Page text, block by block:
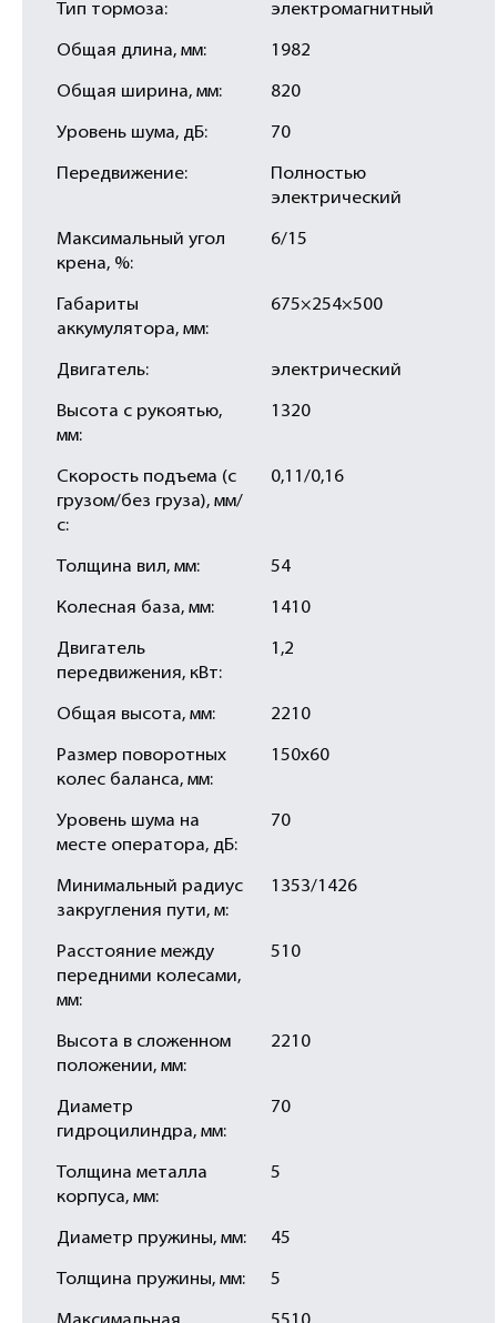
Тип тормоза: электромагнитный
Общая длина, мм: 1982
Общая ширина, мм: 820
Уровень шума, дБ: 70
Передвижение:
Полностью
электрический
Максимальный угол
крена, %:
6/15
Габариты
аккумулятора, мм:
675×254×500
Двигатель: электрический
Высота с рукоятью,
мм:
1320
Скорость подъема (с
грузом/без груза), мм/
с:
0,11/0,16
Толщина вил, мм: 54
Колесная база, мм: 1410
Двигатель
передвижения, кВт:
1,2
Общая высота, мм: 2210
Размер поворотных
колес баланса, мм:
150х60
Уровень шума на
месте оператора, дБ:
70
Минимальный радиус
закругления пути, м:
1353/1426
Расстояние между
передними колесами,
мм:
510
Высота в сложенном
положении, мм:
2210
Диаметр
гидроцилиндра, мм:
70
Толщина металла
корпуса, мм:
5
Диаметр пружины, мм: 45
Толщина пружины, мм: 5